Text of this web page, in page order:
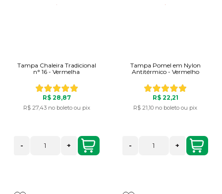
Tampa Chaleira Tradicional
n° 16 - Vermelha
R$ 28,87
R$ 27,43 no boleto ou pix
- +
Tampa Pomel em Nylon
Antitérmico - Vermelho
R$ 22,21
R$ 21,10 no boleto ou pix
- +